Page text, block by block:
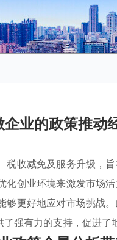
业的政策推动
收减免及服务升级，
创业环境来激发市场
够更好地应对市场挑战
强有力的支持，促进了